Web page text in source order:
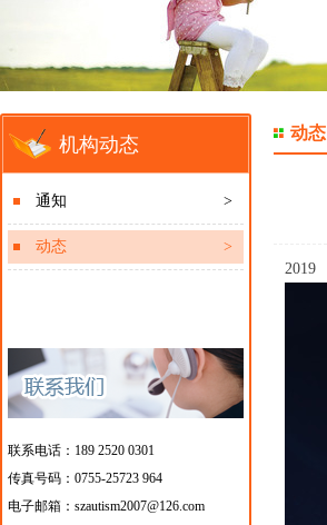
机构动态
通知 >
动态 >
联系电话：189 2520 0301
传真号码：0755-25723 964
电子邮箱：szautism2007@126.com
动态
2019